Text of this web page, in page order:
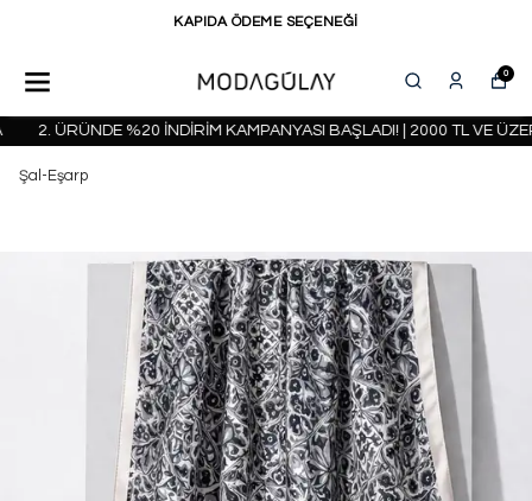
KAPIDA ÖDEME SEÇENEĞİ
0
2. ÜRÜNDE %20 İNDİRİM KAMPANYASI BAŞLADI! | 2000 TL VE ÜZERİ
Şal-Eşarp